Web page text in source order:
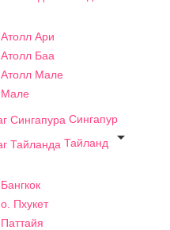
Атолл Ари
Атолл Баа
Атолл Мале
Мале
Сингапур
Тайланд

Бангкок
о. Пхукет
Паттайя